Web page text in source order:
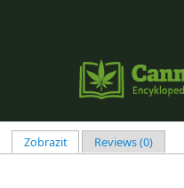
Hlavní záložky
Zobrazit(aktivní záložka)
Reviews (0)